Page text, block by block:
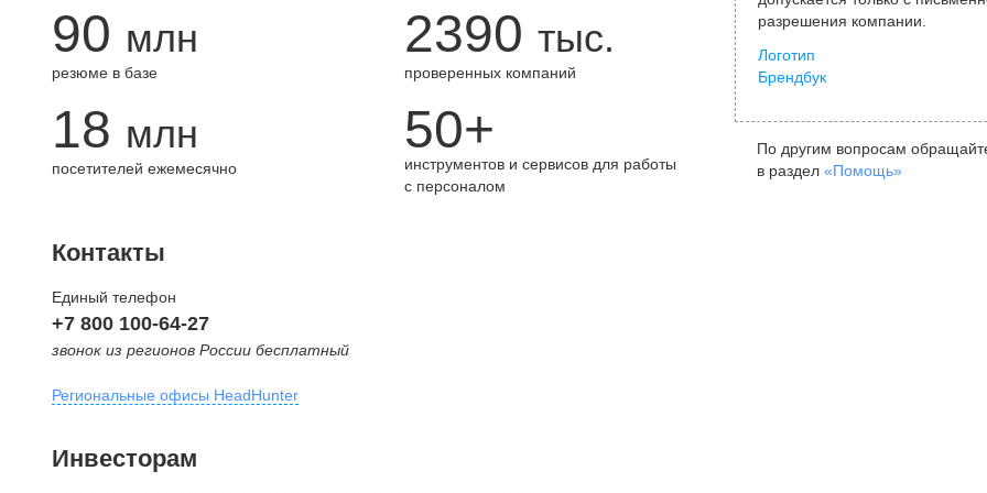
90 млн
резюме в базе
2390 тыс.
проверенных компаний
18 млн
посетителей ежемесячно
50+
инструментов и сервисов для работы
с персоналом
разрешения компании.
Логотип
Брендбук
По другим вопросам
в раздел «Помощь»
Контакты
Единый телефон
+7 800 100-64-27
звонок из регионов России бесплатный
Региональные офисы HeadHunter
внутригородская территория
Инвесторам